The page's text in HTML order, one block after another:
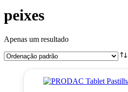
peixes
Apenas um resultado